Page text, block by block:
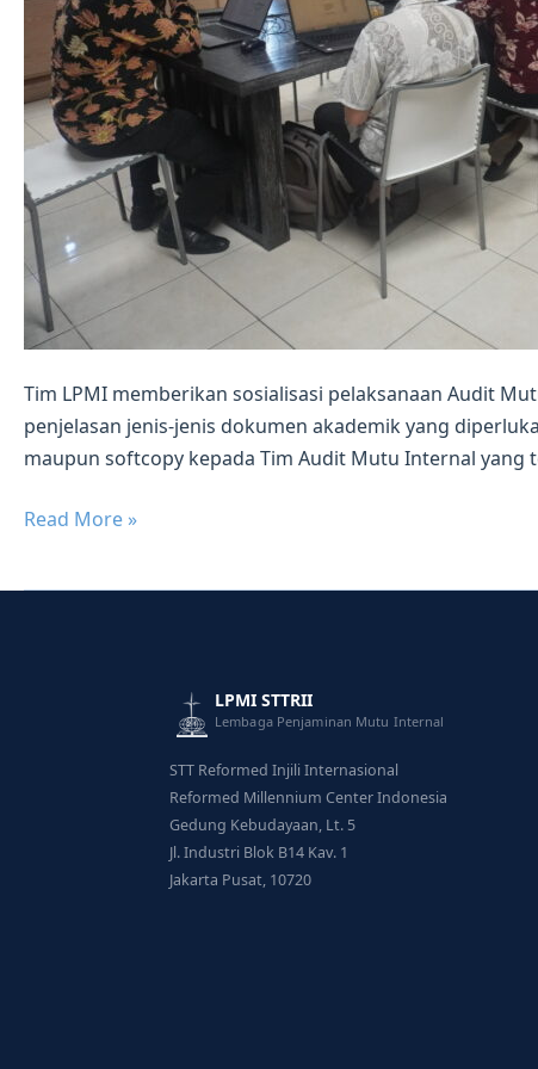
Tim LPMI memberikan sosialisasi pelaksanaan Audit
penjelasan jenis-jenis dokumen akademik yang
maupun softcopy kepada Tim Audit Mutu Internal
Rapat
Read More »
LPMI STTRII
Lembaga Penjaminan Mutu Internal
STT Reformed Injili Internasional
Reformed Millennium Center Indonesia
Gedung Kebudayaan, Lt. 5
Jl. Industri Blok B14 Kav. 1
Jakarta Pusat, 10720